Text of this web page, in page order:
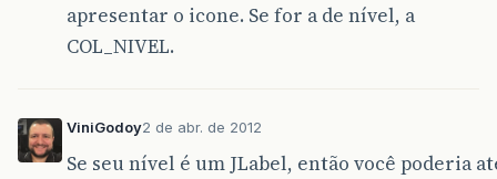
a.setNome (valor.toString ());
}
fireTableDataChanged();
apresentar o icone. Se for a de nível, a
COL_NIVEL.
ViniGodoy2 de abr. de 2012
Se seu nível é um JLabel, então você poderia